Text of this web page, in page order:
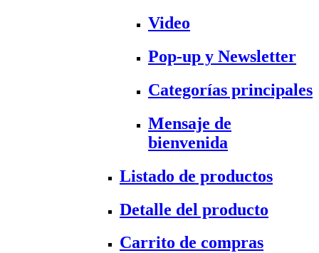
Video
Pop-up y Newsletter
Categorías principales
Mensaje de
bienvenida
Listado de productos
Detalle del producto
Carrito de compras